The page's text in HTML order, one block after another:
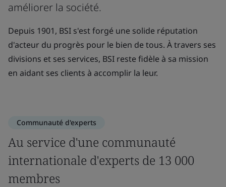
améliorer la société.
Depuis 1901, BSI s'est forgé une solide réputation
d'acteur du progrès pour le bien de tous. À travers ses
divisions et ses services, BSI reste fidèle à sa mission
en aidant ses clients à accomplir la leur.
Communauté d'experts
Au service d'une communauté
internationale d'experts de 13 000
membres